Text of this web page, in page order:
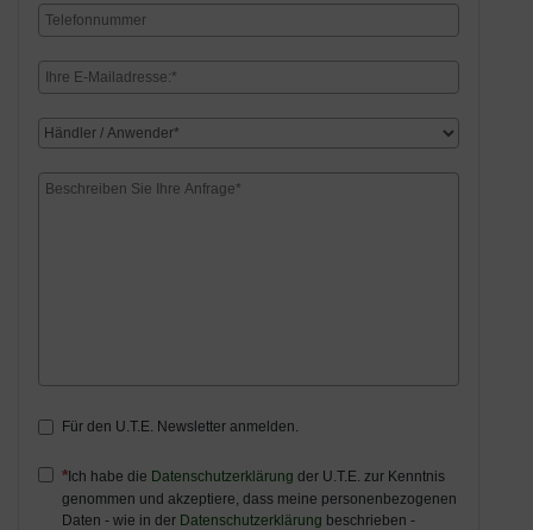
Für den U.T.E. Newsletter anmelden.
Ich habe die Datenschutzerklärung der U.T.E. zur Kenntnis
genommen und akzeptiere, dass meine personenbezogenen
Daten - wie in der Datenschutzerklärung beschrieben -